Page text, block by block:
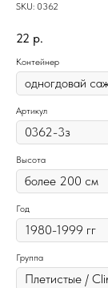
SKU: 0362
22 р.
Контейнер
Артикул
Высота
Год
Группа